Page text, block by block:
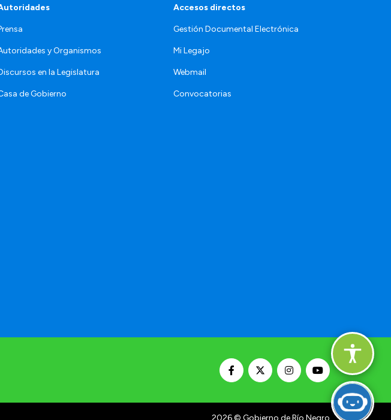
y Organismos
en la Legislatura
de Gobierno
Accesos directos
Gestión Documental Electrónica
Mi Legajo
Webmail
Convocatorias
2026© Gobierno de Río Negro